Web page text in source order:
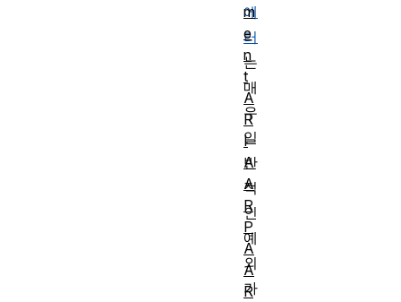
에
러
는
매
우
일
반
적
인
예
외
가
m
e
n
t
A
R
I
A
A
R
P
A
A
R